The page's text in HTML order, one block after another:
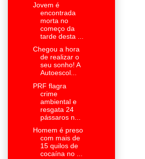
Jovem é
encontrada
morta no
começo da
tarde desta ...
Chegou a hora
de realizar o
seu sonho! A
Autoescol...
PRF flagra
crime
ambiental e
resgata 24
pássaros n...
Homem é preso
com mais de
15 quilos de
cocaína no ...